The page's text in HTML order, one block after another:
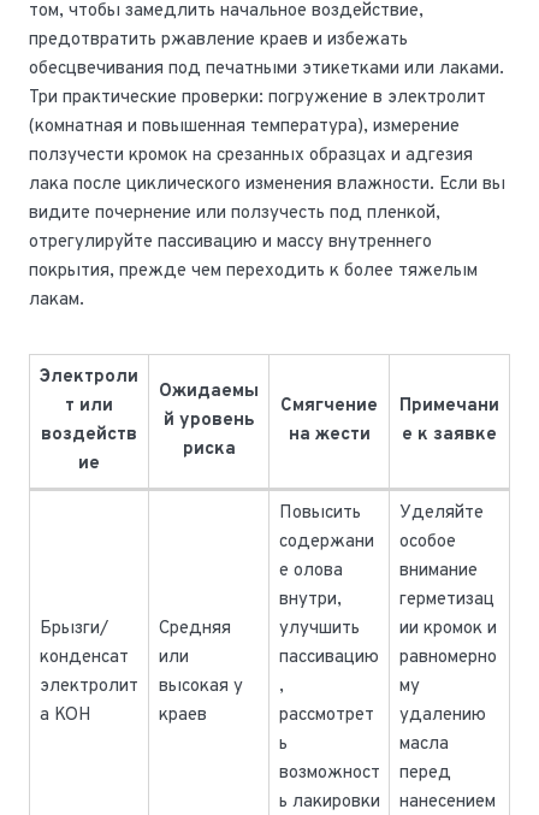
том, чтобы замедлить начальное воздействие,
предотвратить ржавление краев и избежать
обесцвечивания под печатными этикетками или лаками.
Три практические проверки: погружение в электролит
(комнатная и повышенная температура), измерение
ползучести кромок на срезанных образцах и адгезия
лака после циклического изменения влажности. Если вы
видите почернение или ползучесть под пленкой,
отрегулируйте пассивацию и массу внутреннего
покрытия, прежде чем переходить к более тяжелым
лакам.
Электроли
т или
воздейств
ие
Ожидаемы
й уровень
риска
Смягчение
на жести
Примечани
е к заявке
Брызги/
конденсат
электролит
а KOH
Средняя
или
высокая у
краев
Повысить
содержани
е олова
внутри,
улучшить
пассивацию
,
рассмотрет
ь
возможност
ь лакировки
Уделяйте
особое
внимание
герметизац
ии кромок и
равномерно
му
удалению
масла
перед
нанесением